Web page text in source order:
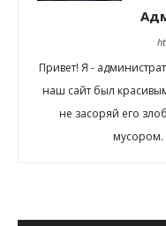
Привет! Я -
наш сайт был
не засоряй его
мусором.